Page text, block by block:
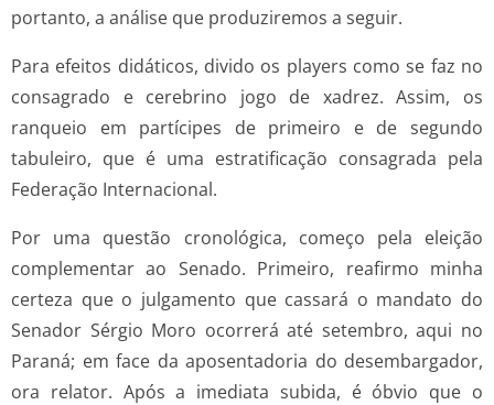
portanto, a análise que produziremos a seguir.
Para efeitos didáticos, divido os players como se faz no
consagrado e cerebrino jogo de xadrez. Assim, os
ranqueio em partícipes de primeiro e de segundo
tabuleiro, que é uma estratificação consagrada pela
Federação Internacional.
Por uma questão cronológica, começo pela eleição
complementar ao Senado. Primeiro, reafirmo minha
certeza que o julgamento que cassará o mandato do
Senador Sérgio Moro ocorrerá até setembro, aqui no
Paraná; em face da aposentadoria do desembargador,
ora relator. Após a imediata subida, é óbvio que o